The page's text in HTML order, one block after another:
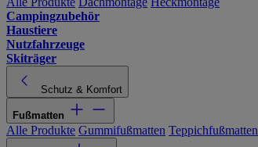
Campingzubehör
Haustiere
Nutzfahrzeuge
Skiträger
Schutz & Komfort
Fußmatten
Alle Produkte Gummifußmatten Teppichfußmatten